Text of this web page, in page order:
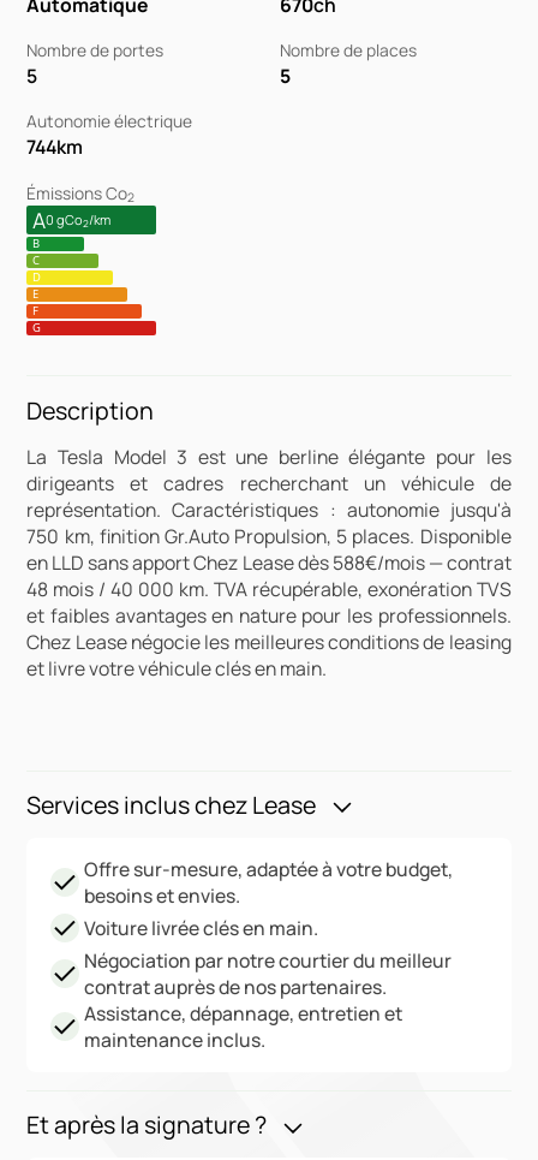
Nombre de portes
5
Nombre de places
5
Autonomie électrique
744km
Émissions Co2
A0 gCo2/km
B
C
D
E
F
G
Description
La Tesla Model 3 est une berline élégante pour les
dirigeants et cadres recherchant un véhicule de
représentation. Caractéristiques : autonomie jusqu'à
750 km, finition Gr.Auto Propulsion, 5 places. Disponible
en LLD sans apport Chez Lease dès 588€/mois — contrat
48 mois / 40 000 km. TVA récupérable, exonération TVS
et faibles avantages en nature pour les professionnels.
Chez Lease négocie les meilleures conditions de leasing
et livre votre véhicule clés en main.
Services inclus chez Lease
Offre sur-mesure, adaptée à votre budget,
besoins et envies.
Voiture livrée clés en main.
Négociation par notre courtier du meilleur
contrat auprès de nos partenaires.
Assistance, dépannage, entretien et
maintenance inclus.
Et après la signature ?